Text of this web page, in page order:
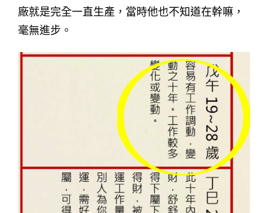
廠就是完全一直生產，當時他也不知道在幹嘛，
毫無進步。